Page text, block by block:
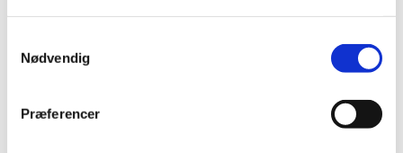
Nødvendig
Præferencer
Seminaret foregår på engelsk.
06.03.2023